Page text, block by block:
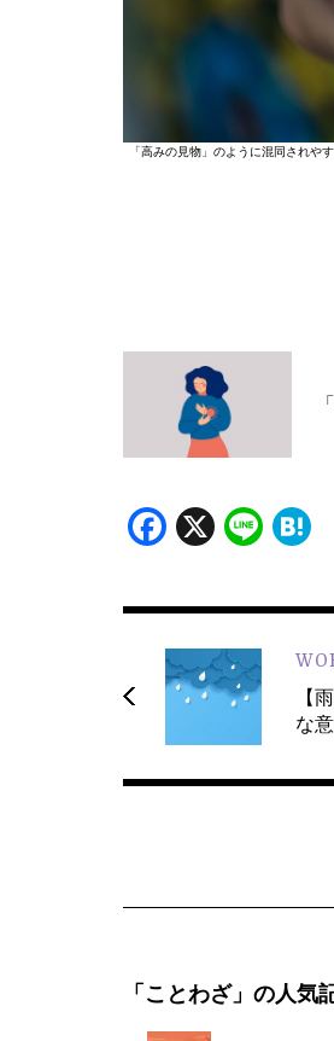
「高みの見物」のように混同されや
Facebook
X Line
【
な
「ことわざ」の人気